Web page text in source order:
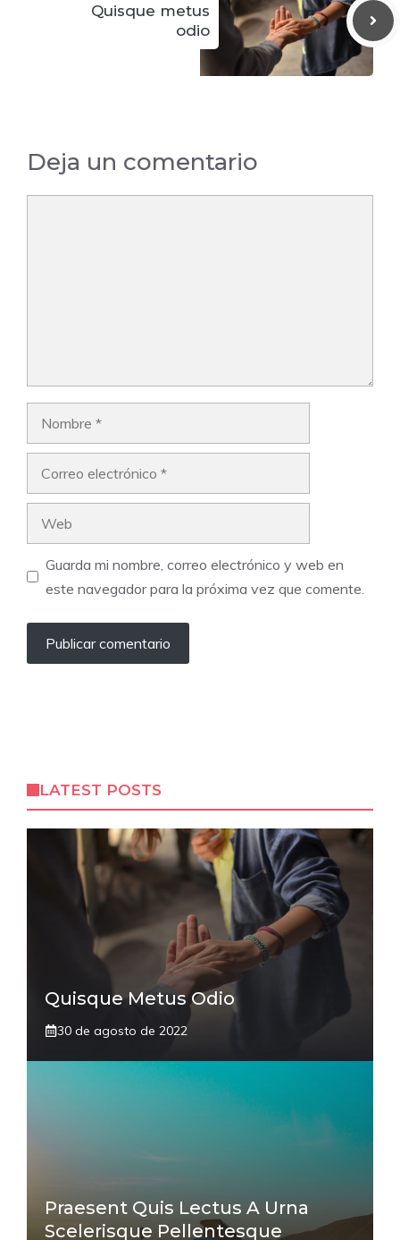
Quisque metus
odio
Deja un comentario
Guarda mi nombre, correo electrónico y web en
este navegador para la próxima vez que comente.
LATEST POSTS
Quisque Metus Odio
30 de agosto de 2022
Praesent Quis Lectus A Urna
Scelerisque Pellentesque